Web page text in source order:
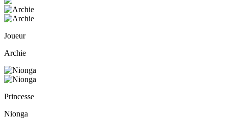
Joueur
Archie
Princesse
Nionga